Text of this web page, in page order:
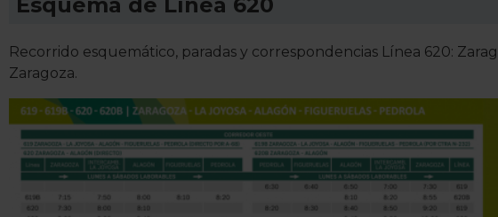
Recorrido esquemático, paradas y correspondencias Línea 620:
Zaragoza.